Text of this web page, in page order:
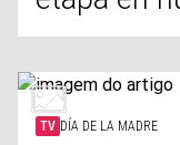
TV DÍA DE LA MADRE